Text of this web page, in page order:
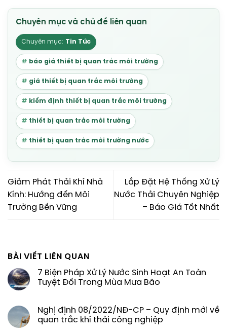
Tin Tức
báo giá thiết bị quan trắc môi trường
giá thiết bị quan trắc môi trường
kiểm định thiết bị quan trắc môi trường
thiết bị quan trắc môi trường
thiết bị quan trắc môi trường nước
Giảm Phát Thải Khí Nhà
Kính: Hướng đến Môi
Trường Bền Vững
Lắp Đặt Hệ Thống Xử Lý
Nước Thải Chuyên Nghiệp
– Báo Giá Tốt Nhất
BÀI VIẾT LIÊN QUAN
7 Biện Pháp Xử Lý Nước Sinh Hoạt An Toàn
Tuyệt Đối Trong Mùa Mưa Bão
Nghị định 08/2022/NĐ-CP – Quy định mới về
quan trắc khí thải công nghiệp